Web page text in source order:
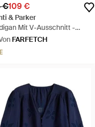
€109 €
& Parker
Mit V-Ausschnitt -
FARFETCH